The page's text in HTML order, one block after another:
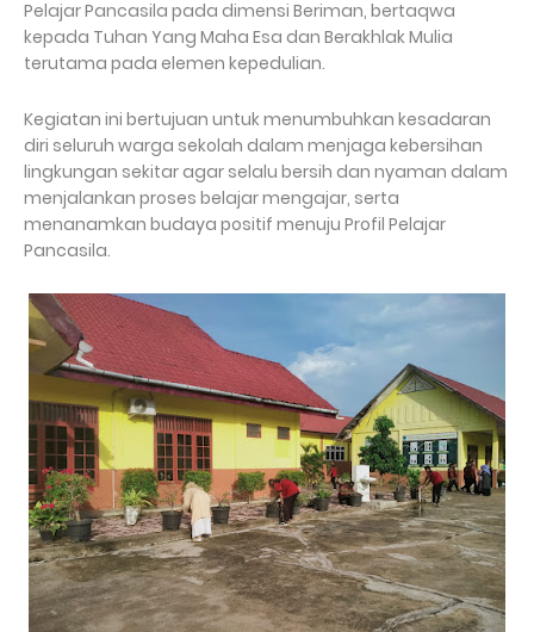
Pelajar Pancasila pada dimensi Beriman, bertaqwa
kepada Tuhan Yang Maha Esa dan Berakhlak Mulia
terutama pada elemen kepedulian.
Kegiatan ini bertujuan untuk menumbuhkan kesadaran
diri seluruh warga sekolah dalam menjaga kebersihan
lingkungan sekitar agar selalu bersih dan nyaman dalam
menjalankan proses belajar mengajar, serta
menanamkan budaya positif menuju Profil Pelajar
Pancasila.